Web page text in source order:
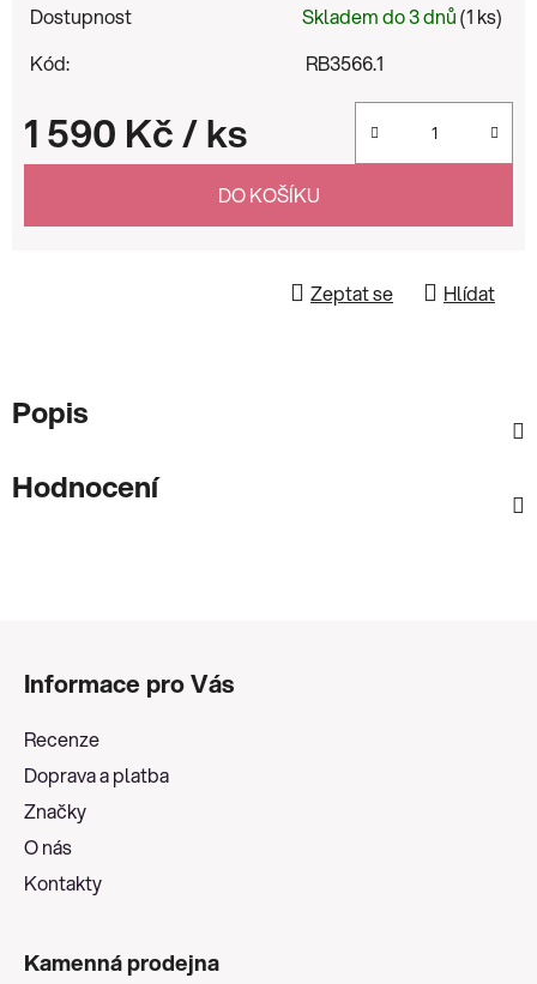
Dostupnost Skladem do 3 dnů(1 ks)
Kód:
RB3566.1
1 590 Kč/ ks
Měrná cena:
DO KOŠÍKU
Zeptat se Hlídat
Popis
Hodnocení
Informace pro Vás
Recenze
Doprava a platba
Značky
O nás
Kontakty
Kamenná prodejna